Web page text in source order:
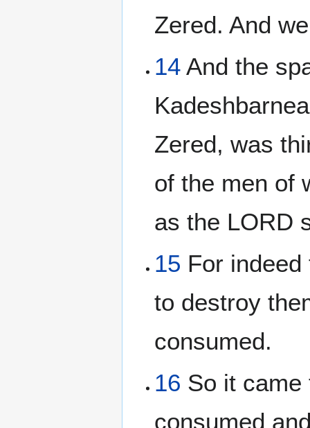
Zered. And
14 And the
Zered, was
of the men of
as the LORD
15 For
to destroy
consumed.
16 So it came
consumed